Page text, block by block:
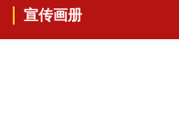
宣传画册